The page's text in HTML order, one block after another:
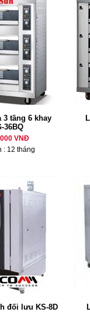
3 tầng 6 khay
36BQ
VNĐ
: 12 tháng
đối lưu KS-8D